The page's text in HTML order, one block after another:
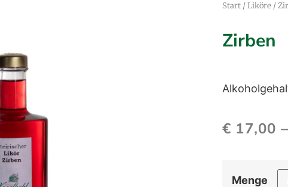
Start /Liköre /
Zirben
€ 17,00
Menge